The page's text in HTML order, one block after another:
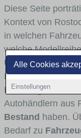
Alle Cookies
Einstellungen
Diese Seite
Kontext von
in welchen
welche
Umlandverkehr
Fahrertypen die
Fahrzeuge
Autohändlern aus
Bestand haben.
Bedarf zu